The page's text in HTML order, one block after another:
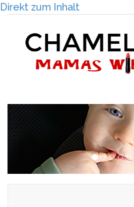
Direkt zum Inhalt